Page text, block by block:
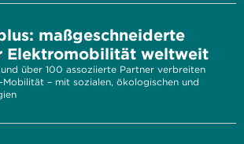
maßgeschneiderte
Elektromobilität weltweit
über 100 assoziierte Partner verbreiten
– mit sozialen, ökologischen und